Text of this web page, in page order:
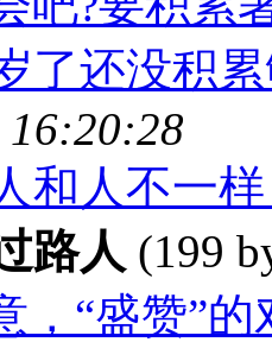
了还没积
16:20:28
和人不一
路人 (199
，“盛赞”